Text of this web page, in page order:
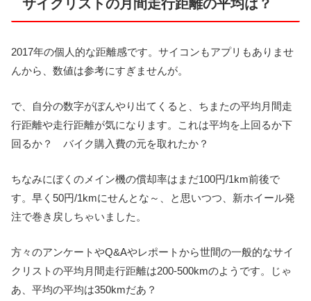
サイクリストの月間走行距離の平均は？
2017年の個人的な距離感です。サイコンもアプリもありませ
んから、数値は参考にすぎませんが。
で、自分の数字がぼんやり出てくると、ちまたの平均月間走
行距離や走行距離が気になります。これは平均を上回るか下
回るか？ バイク購入費の元を取れたか？
ちなみにぼくのメイン機の償却率はまだ100円/1km前後で
す。早く50円/1kmにせんとな～、と思いつつ、新ホイール発
注で巻き戻しちゃいました。
方々のアンケートやQ&Aやレポートから世間の一般的なサイ
クリストの平均月間走行距離は200-500kmのようです。じゃ
あ、平均の平均は350kmだあ？